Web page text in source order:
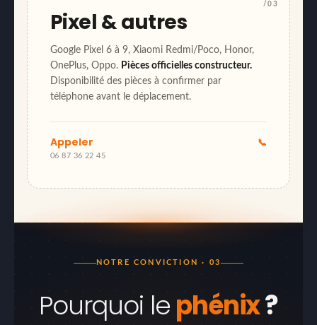
/03
Pixel & autres
Google Pixel 6 à 9, Xiaomi Redmi/Poco, Honor,
OnePlus, Oppo. Pièces officielles constructeur.
Disponibilité des pièces à confirmer par
téléphone avant le déplacement.
Appeler
06 87 36 22 45
📞
NOTRE CONVICTION · 03
Pourquoi lephénix?